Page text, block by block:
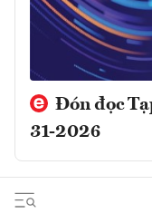
Đón đọc
31-2026